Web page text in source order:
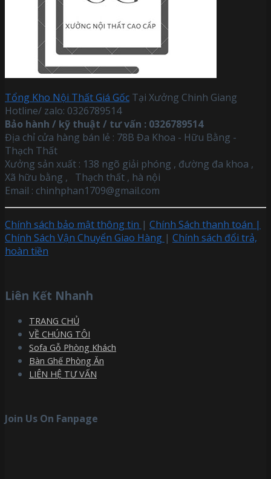
Tổng Kho Nội Thất Giá Gốc Tại Xưởng Chinh Giang
Hotline/ zalo: 0326789514
Bảo hành / kỹ thuật / tư vấn : 0326789514
Địa chỉ cửa hàng bán lẻ : 78B Đa Khoa - Hữu Bằng -
Thạch Thất
Xưởng sản xuất : 138 ngõ giải phóng , đường đa khoa ,
Xã hữu bằng , Thạch thất , hà nội
Email : chinhphan1709@gmail.com
Chính sách bảo mật thông tin | Chính Sách thanh toán |
Chính Sách Vận Chuyển Giao Hàng | Chính sách đổi trả,
hoàn tiền
Liên Kết Nhanh
TRANG CHỦ
VỀ CHÚNG TÔI
Sofa Gỗ Phòng Khách
Bàn Ghế Phòng Ăn
LIÊN HỆ TƯ VẤN
Join Us On Fanpage